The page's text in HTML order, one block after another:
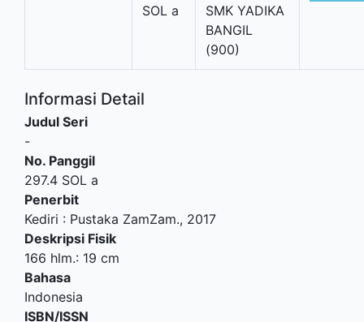
SOL a
SMK YADIKA
BANGIL
(900)
Informasi Detail
Judul Seri
-
No. Panggil
297.4 SOL a
Penerbit
Kediri : Pustaka ZamZam., 2017
Deskripsi Fisik
166 hlm.: 19 cm
Bahasa
Indonesia
ISBN/ISSN